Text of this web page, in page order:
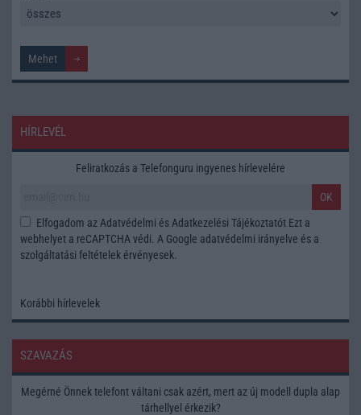
HÍRLEVÉL
Feliratkozás a Telefonguru ingyenes hírlevelére
OK
Elfogadom az Adatvédelmi és Adatkezelési Tájékoztatót Ezt a
webhelyet a reCAPTCHA védi. A Google adatvédelmi irányelve és a
szolgáltatási feltételek érvényesek.
Korábbi hírlevelek
SZAVAZÁS
Megérné Önnek telefont váltani csak azért, mert az új modell dupla alap
tárhellyel érkezik?